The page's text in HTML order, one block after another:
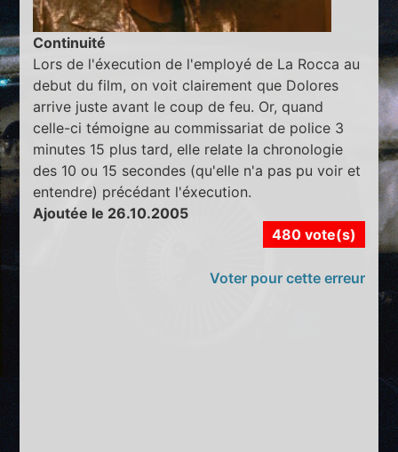
Continuité
Lors de l'éxecution de l'employé de La Rocca au
debut du film, on voit clairement que Dolores
arrive juste avant le coup de feu. Or, quand
celle-ci témoigne au commissariat de police 3
minutes 15 plus tard, elle relate la chronologie
des 10 ou 15 secondes (qu'elle n'a pas pu voir et
entendre) précédant l'éxecution.
Ajoutée le 26.10.2005
480 vote(s)
Voter pour cette erreur